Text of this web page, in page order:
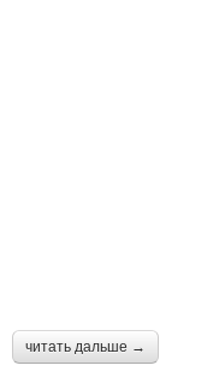
читать дальше →